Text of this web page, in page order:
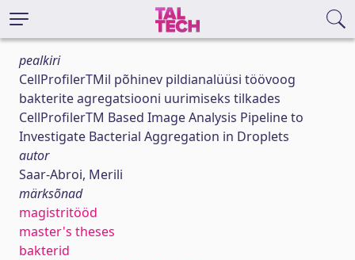
pealkiri
CellProfilerTMil põhinev pildianalüüsi töövoog
bakterite agregatsiooni uurimiseks tilkades
CellProfilerTM Based Image Analysis Pipeline to
Investigate Bacterial Aggregation in Droplets
autor
Saar-Abroi, Merili
märksõnad
magistritööd
master's theses
bakterid